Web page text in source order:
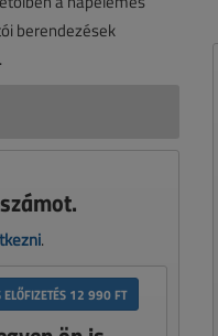
berendezések
.
ELŐFIZETÉS 12 990 FT